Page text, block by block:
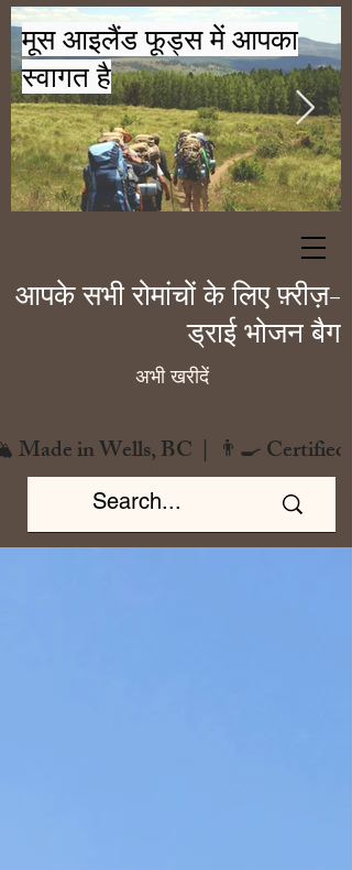
मूस आइलैंड फूड्स में आपका
स्वागत है
आपके सभी रोमांचों के लिए फ़्रीज़-
ड्राई भोजन बैग
अभी खरीदें
in Wells, BC  |  👨‍🍳 Certified